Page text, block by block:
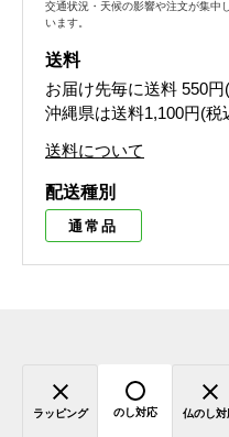
交通状況・天候の影響や注文が集中
います。
送料
お届け先毎に送料 550円
沖縄県は送料1,100円(税
送料について
配送種別
通常品
ラッピング のし対応 仏のし対